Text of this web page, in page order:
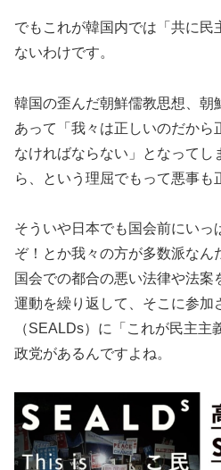
でもこれが韓国内では「共に民
ないわけです。
韓国の歪んだ朝鮮儒教思想、朝
あって「我々は正しいのだから
なければならない」となってし
ら、という理屈でもって悪事も
そういや日本でも国会前にいっ
ぞ！とか我々の方が多数派なん
国会での都合の悪い法律や法案
運動を繰り返して、そこに参加
（SEALDs）に「これが民主主
政党があるんですよね。